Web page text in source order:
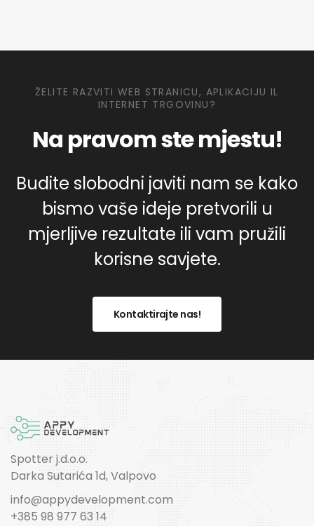
ŽELITE RAZVITI WEB STRANICU, APLIKACIJU IL
INTERNET TRGOVINU?
Na pravom ste mjestu!
Budite slobodni javiti nam se kako
bismo vaše ideje pretvorili u
mjerljive rezultate ili vam pružili
korisne savjete.
Kontaktirajte nas!
Spotter j.d.o.o.
Darka Sutarića 1d, Valpovo
info@appydevelopment.com
+385 98 977 63 14